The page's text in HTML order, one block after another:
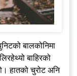
बालकोनिमा
बाहिरको
हातको चुरोट अनि